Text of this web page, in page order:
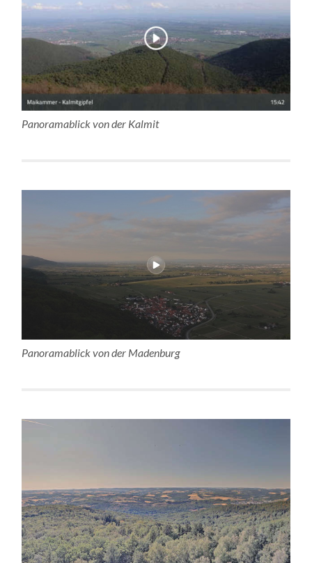
Panoramablick von der Kalmit
Panoramablick von der Madenburg